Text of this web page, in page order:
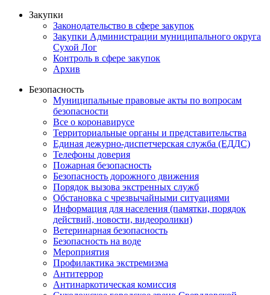
Закупки
Законодательство в сфере закупок
Закупки Администрации муниципального округа
Сухой Лог
Контроль в сфере закупок
Архив
Безопасность
Муниципальные правовые акты по вопросам
безопасности
Все о коронавирусе
Территориальные органы и представительства
Единая дежурно-диспетчерская служба (ЕДДС)
Телефоны доверия
Пожарная безопасность
Безопасность дорожного движения
Порядок вызова экстренных служб
Обстановка с чрезвычайными ситуациями
Информация для населения (памятки, порядок
действий, новости, видеоролики)
Ветеринарная безопасность
Безопасность на воде
Мероприятия
Профилактика экстремизма
Антитеррор
Антинаркотическая комиссия